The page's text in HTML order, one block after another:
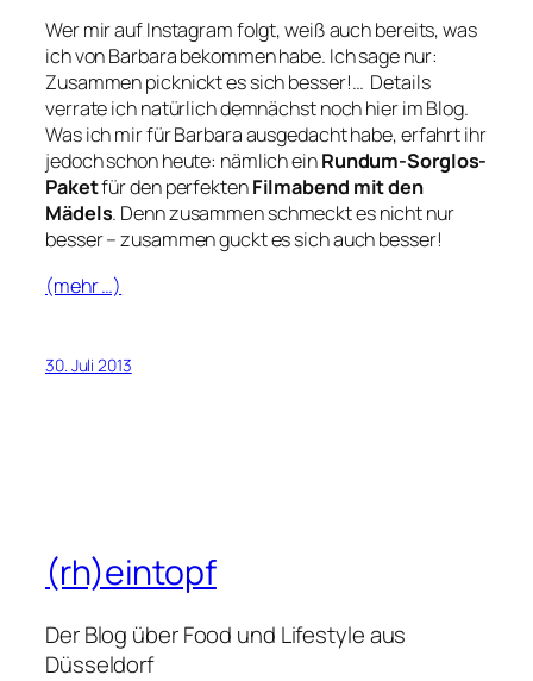
Wer mir auf Instagram folgt, weiß auch bereits, was
ich von Barbara bekommen habe. Ich sage nur:
Zusammen picknickt es sich besser!… Details
verrate ich natürlich demnächst noch hier im Blog.
Was ich mir für Barbara ausgedacht habe, erfahrt ihr
jedoch schon heute: nämlich einRundum-Sorglos-
Paketfür den perfektenFilmabend mit den
Mädels. Denn zusammen schmeckt es nicht nur
besser – zusammen guckt es sich auch besser!
(mehr …)
30. Juli 2013
(rh)eintopf
Der Blog über Food und Lifestyle aus
Düsseldorf